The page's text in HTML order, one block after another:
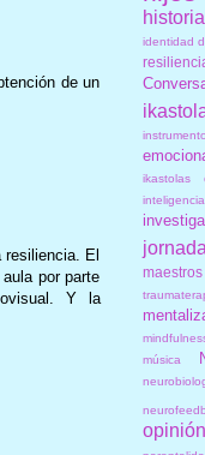
de un
resiliencia. El
por parte
Y la
identidad
instrumento
ikastolas
maestros
música
opinión